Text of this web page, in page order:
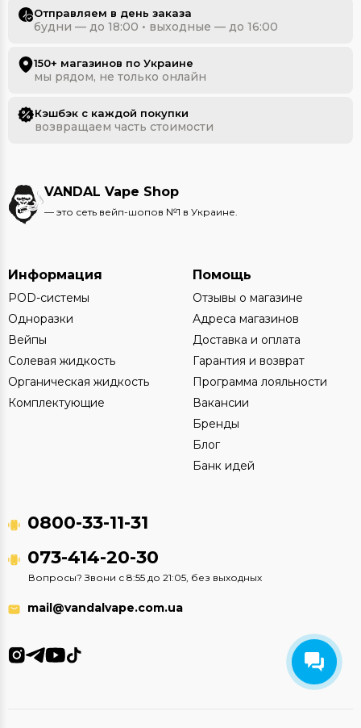
Отправляем в день заказа
будни — до 18:00 • выходные — до 16:00
150+ магазинов по Украине
мы рядом, не только онлайн
Кэшбэк с каждой покупки
возвращаем часть стоимости
VANDAL Vape Shop
— это сеть вейп-шопов №1 в Украине.
Информация
POD-системы
Одноразки
Вейпы
Солевая жидкость
Органическая жидкость
Комплектующие
Помощь
Отзывы о магазине
Адреса магазинов
Доставка и оплата
Гарантия и возврат
Программа лояльности
Вакансии
Бренды
Блог
Банк идей
0800-33-11-31
073-414-20-30
Вопросы? Звони с 8:55 до 21:05, без выходных
mail@vandalvape.com.ua